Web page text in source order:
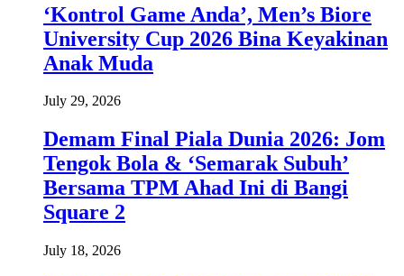
‘Kontrol Game Anda’, Men’s Biore
University Cup 2026 Bina Keyakinan
Anak Muda
July 29, 2026
Demam Final Piala Dunia 2026: Jom
Tengok Bola & ‘Semarak Subuh’
Bersama TPM Ahad Ini di Bangi
Square 2
July 18, 2026